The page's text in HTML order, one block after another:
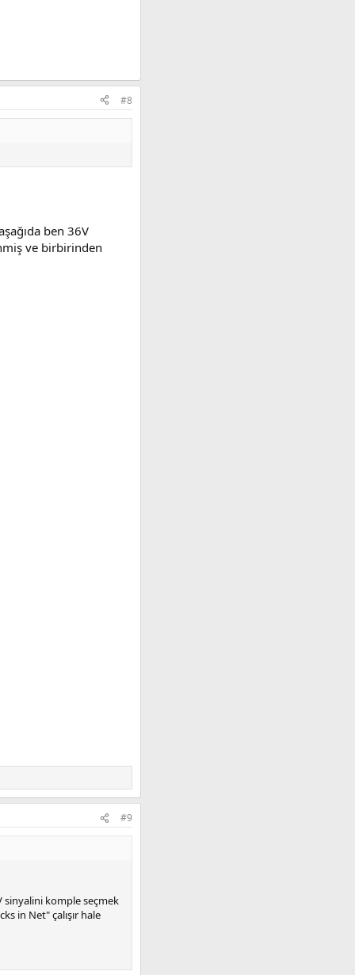
#8
ben 36V
ve birbirinden
#9
sinyalini komple seçmek
in Net" çalışır hale